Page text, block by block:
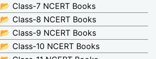
📂 Class-7 NCERT Books
📂 Class-8 NCERT Books
📂 Class-9 NCERT Books
📂 Class-10 NCERT Books